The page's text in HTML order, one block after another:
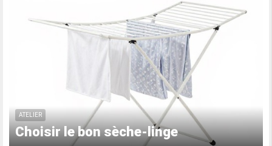
ATELIER
Choisir le bon sèche-linge